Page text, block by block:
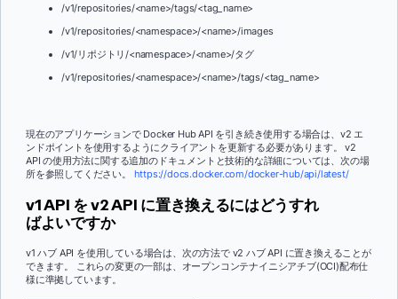
/v1/repositories/<name>/tags/<tag_name>
/v1/repositories/<namespace>/<name>/images
/v1/リポジトリ/<namespace>/<name>/タグ
/v1/repositories/<namespace>/<name>/tags/<tag_name>
現在のアプリケーションで Docker Hub API を引き続き使用する場合は、v2 エ
ンドポイントを使用するようにクライアントを更新する必要があります。 v2
API の使用方法に関する追加のドキュメントと技術的な詳細については、次の場
所を参照してください。 https://docs.docker.com/docker-hub/api/latest/
v1 API を v2 API に置き換えるにはどうすれ
ばよいですか
v1 ハブ API を使用している場合は、次の方法で v2 ハブ API に置き換えることが
できます。 これらの変更の一部は、オープンコンテナイニシアチブ(OCI)配布仕
様に準拠しています。